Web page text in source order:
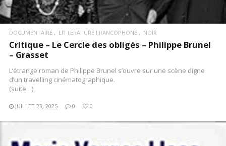
DOCUMENTAIRE LITTÉRATURE FRANCOPHONE NOIR
Critique – Le Cercle des obligés – Philippe Brunel
– Grasset
L’étrange roman de Philippe Brunel s’ouvre sur une scène digne
d’un travelling cinématographique.
(suite…)
JUILLET 23, 2025 0 0